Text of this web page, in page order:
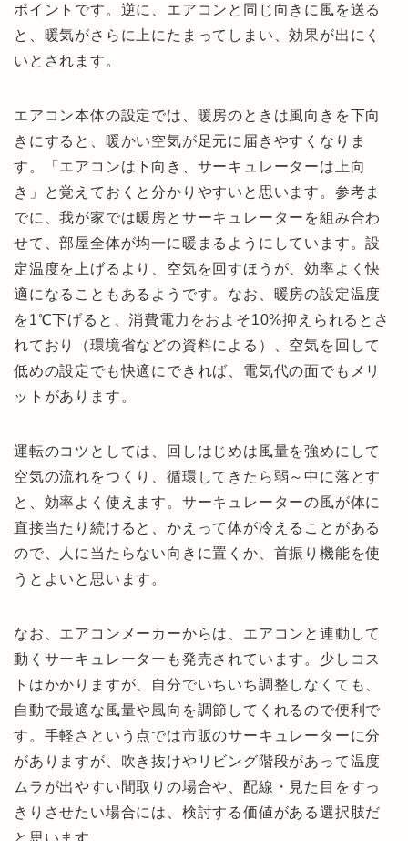
ポイントです。逆に、エアコンと同じ向きに風を送る
と、暖気がさらに上にたまってしまい、効果が出にく
いとされます。
エアコン本体の設定では、暖房のときは風向きを下向
きにすると、暖かい空気が足元に届きやすくなりま
す。「エアコンは下向き、サーキュレーターは上向
き」と覚えておくと分かりやすいと思います。参考ま
でに、我が家では暖房とサーキュレーターを組み合わ
せて、部屋全体が均一に暖まるようにしています。設
定温度を上げるより、空気を回すほうが、効率よく快
適になることもあるようです。なお、暖房の設定温度
を1℃下げると、消費電力をおよそ10%抑えられるとさ
れており（環境省などの資料による）、空気を回して
低めの設定でも快適にできれば、電気代の面でもメリ
ットがあります。
運転のコツとしては、回しはじめは風量を強めにして
空気の流れをつくり、循環してきたら弱～中に落とす
と、効率よく使えます。サーキュレーターの風が体に
直接当たり続けると、かえって体が冷えることがある
ので、人に当たらない向きに置くか、首振り機能を使
うとよいと思います。
なお、エアコンメーカーからは、エアコンと連動して
動くサーキュレーターも発売されています。少しコス
トはかかりますが、自分でいちいち調整しなくても、
自動で最適な風量や風向を調節してくれるので便利で
す。手軽さという点では市販のサーキュレーターに分
がありますが、吹き抜けやリビング階段があって温度
ムラが出やすい間取りの場合や、配線・見た目をすっ
きりさせたい場合には、検討する価値がある選択肢だ
と思います。